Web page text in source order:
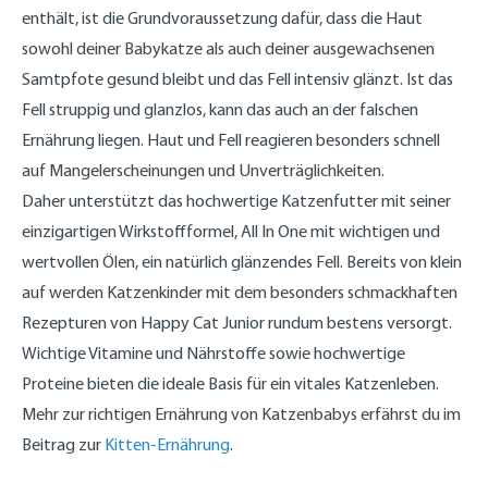
enthält, ist die Grundvoraussetzung dafür, dass die Haut
sowohl deiner Babykatze als auch deiner ausgewachsenen
Samtpfote gesund bleibt und das Fell intensiv glänzt. Ist das
Fell struppig und glanzlos, kann das auch an der falschen
Ernährung liegen. Haut und Fell reagieren besonders schnell
auf Mangelerscheinungen und Unverträglichkeiten.
Daher unterstützt das hochwertige Katzenfutter mit seiner
einzigartigen Wirkstoffformel, All In One mit wichtigen und
wertvollen Ölen, ein natürlich glänzendes Fell. Bereits von klein
auf werden Katzenkinder mit dem besonders schmackhaften
Rezepturen von Happy Cat Junior rundum bestens versorgt.
Wichtige Vitamine und Nährstoffe sowie hochwertige
Proteine bieten die ideale Basis für ein vitales Katzenleben.
Mehr zur richtigen Ernährung von Katzenbabys erfährst du im
Beitrag zur Kitten-Ernährung.